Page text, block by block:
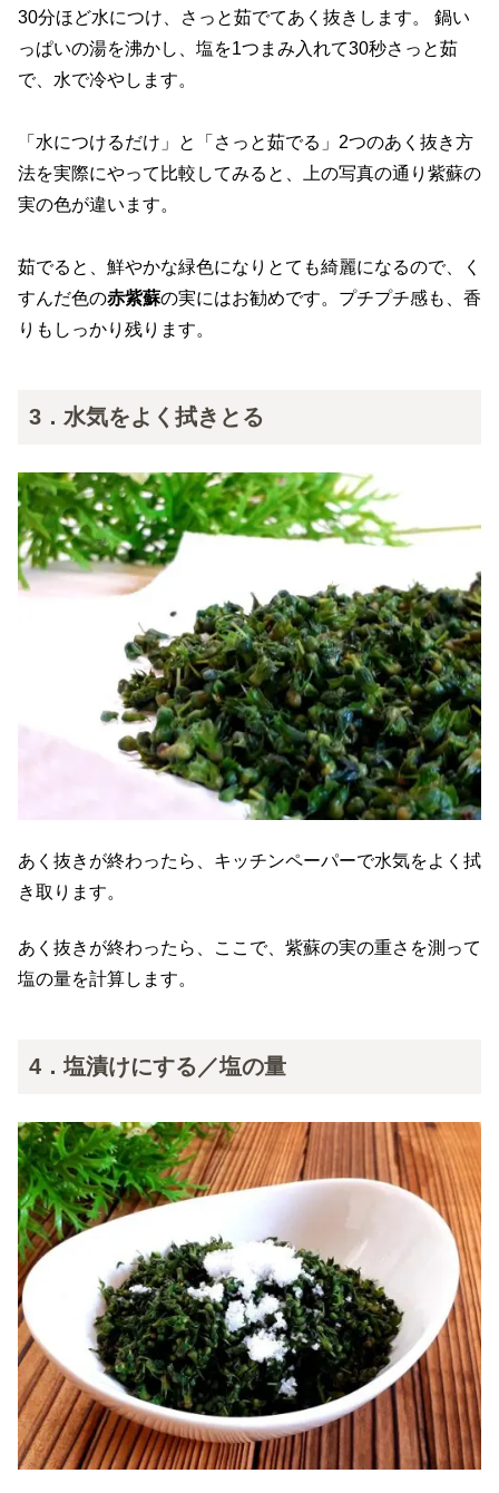
30分ほど水につけ、さっと茹でてあく抜きします。 鍋い
っぱいの湯を沸かし、塩を1つまみ入れて30秒さっと茹
で、水で冷やします。
「水につけるだけ」と「さっと茹でる」2つのあく抜き方
法を実際にやって比較してみると、上の写真の通り紫蘇の
実の色が違います。
茹でると、鮮やかな緑色になりとても綺麗になるので、く
すんだ色の赤紫蘇の実にはお勧めです。プチプチ感も、香
りもしっかり残ります。
3．水気をよく拭きとる
あく抜きが終わったら、キッチンペーパーで水気をよく拭
き取ります。
あく抜きが終わったら、ここで、紫蘇の実の重さを測って
塩の量を計算します。
4．塩漬けにする／塩の量